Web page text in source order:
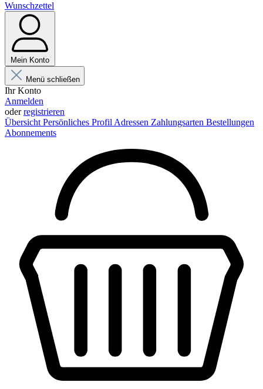
Wunschzettel
Mein Konto
Menü schließen
Ihr Konto
Anmelden
oderregistrieren
Übersicht Persönliches Profil Adressen Zahlungsarten Bestellungen
Abonnements